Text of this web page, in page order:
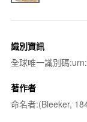
識別資訊
全球唯一識別碼
著作者
命名者:(Bleeker,